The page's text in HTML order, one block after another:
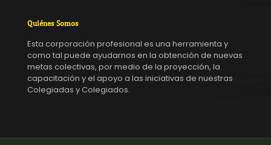
Quiénes Somos
Esta corporación profesional es una herramienta y
como tal puede ayudarnos en la obtención de nuevas
metas colectivas, por medio de la proyección, la
capacitación y el apoyo a las iniciativas de nuestras
Colegiadas y Colegiados.